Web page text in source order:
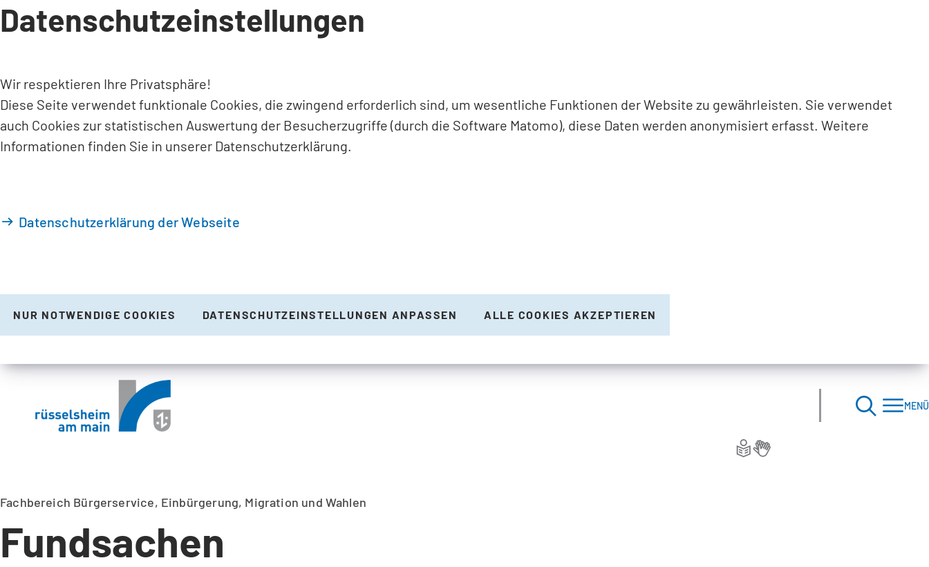
INHALT ANSPRINGEN
Datenschutzeinstellungen
Wir respektieren Ihre Privatsphäre!
Diese Seite verwendet funktionale Cookies, die zwingend erforderlich sind, um wesentliche Funktionen der Website zu gewährleisten. Sie verwendet
auch Cookies zur statistischen Auswertung der Besucherzugriffe (durch die Software Matomo), diese Daten werden anonymisiert erfasst. Weitere
Informationen finden Sie in unserer Datenschutzerklärung.
Datenschutzerklärung der Webseite
NUR NOTWENDIGE COOKIES DATENSCHUTZEINSTELLUNGEN ANPASSEN ALLE COOKIES AKZEPTIEREN
MENÜ
Fachbereich Bürgerservice, Einbürgerung, Migration und Wahlen
Fundsachen